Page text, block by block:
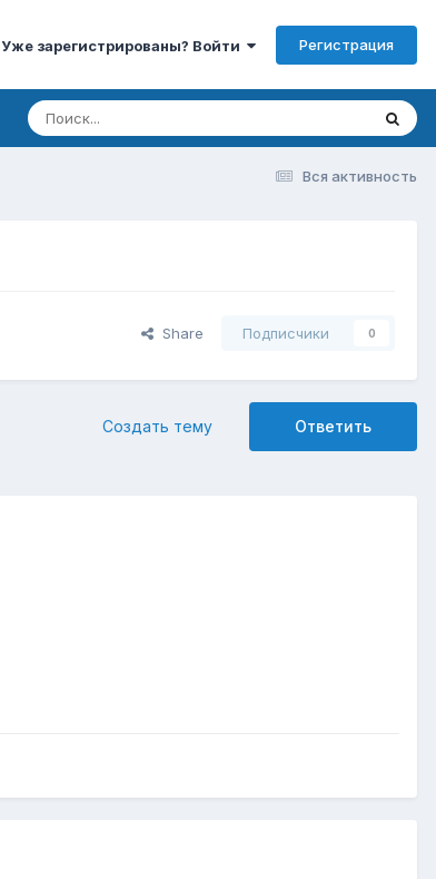
Уже зарегистрированы? Войти Регистрация
Вся активность
Share Подписчики 0
Ответить
Создать тему